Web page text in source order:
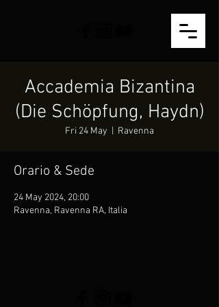
Accademia Bizantina
(Die Schöpfung, Haydn)
Fri 24 May Ravenna
Orario & Sede
24 May 2024, 20:00
Ravenna, Ravenna RA, Italia